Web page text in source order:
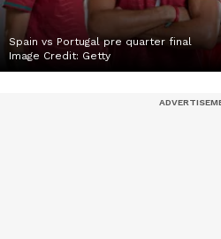
Spain vs Portugal pre quarter final
Image Credit: Getty